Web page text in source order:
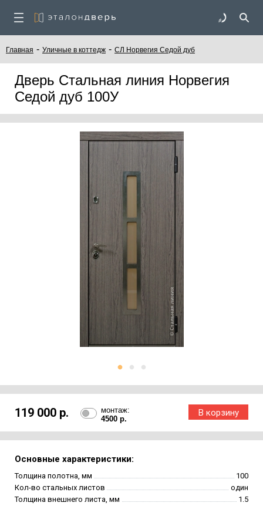
Главная - Уличные в коттедж - СЛ Норвегия Седой дуб
Дверь Стальная линия Норвегия
Седой дуб 100У
119 000 р.
монтаж:
4500 р.
Основные характеристики:
Толщина полотна, мм
100
Кол-во стальных листов
один
Толщина внешнего листа, мм
1.5